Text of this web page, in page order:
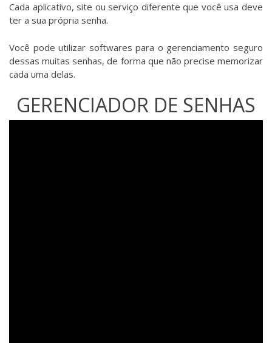
Cada aplicativo, site ou serviço diferente que você usa deve
ter a sua própria senha.
Você pode utilizar softwares para o gerenciamento seguro
dessas muitas senhas, de forma que não precise memorizar
cada uma delas.
GERENCIADOR DE SENHAS